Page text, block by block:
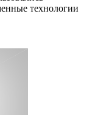
технологии